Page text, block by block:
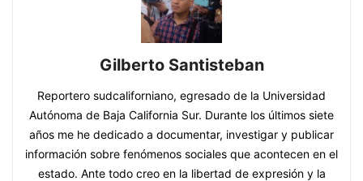
Gilberto Santisteban
Reportero sudcaliforniano, egresado de la Universidad
Autónoma de Baja California Sur. Durante los últimos siete
años me he dedicado a documentar, investigar y publicar
información sobre fenómenos sociales que acontecen en el
estado. Ante todo creo en la libertad de expresión y la